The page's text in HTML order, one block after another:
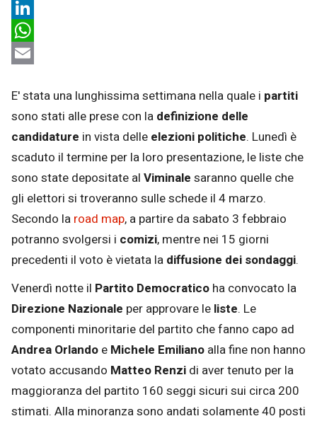
X
LinkedIn
WhatsApp
E' stata una lunghissima settimana nella quale i partiti
sono stati alle prese con la definizione delle
candidature in vista delle elezioni politiche. Lunedì è
scaduto il termine per la loro presentazione, le liste che
sono state depositate al Viminale saranno quelle che
gli elettori si troveranno sulle schede il 4 marzo.
Secondo la road map, a partire da sabato 3 febbraio
potranno svolgersi i comizi, mentre nei 15 giorni
precedenti il voto è vietata la diffusione dei sondaggi.
Venerdì notte il Partito Democratico ha convocato la
Direzione Nazionale per approvare le liste. Le
componenti minoritarie del partito che fanno capo ad
Andrea Orlando e Michele Emiliano alla fine non hanno
votato accusando Matteo Renzi di aver tenuto per la
maggioranza del partito 160 seggi sicuri sui circa 200
stimati. Alla minoranza sono andati solamente 40 posti